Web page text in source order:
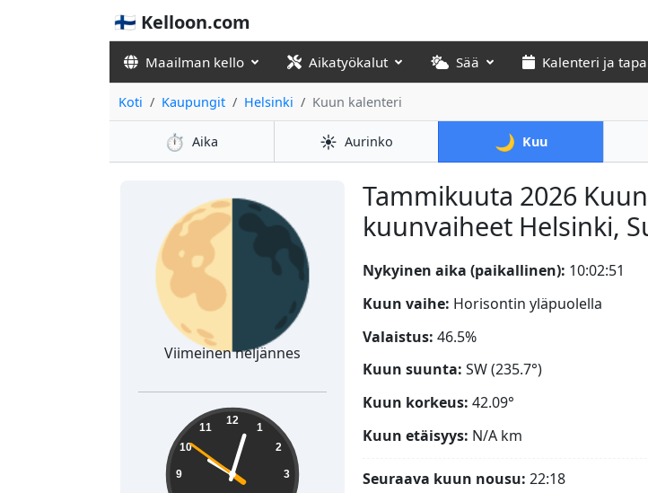
🇫🇮 Kelloon.com
Maailman kello Aikatyökalut Sää Kalenteri ja
Koti Kaupungit Helsinki Kuun kalenteri
⏱️ Aika ☀️ Aurinko 🌙 Kuu
Tammikuuta 2026
kuunvaiheet Helsinki,
🌗
Viimeinen neljännes
10:02:52 12
1
2
3
9
10
11
Nykyinen aika (paikallinen): 10:02:52
Kuun vaihe: Horisontin yläpuolella
Valaistus: 46.5%
Kuun suunta: SW (235.7°)
Kuun korkeus: 42.09°
Kuun etäisyys: N/A km
Seuraava kuun nousu: 22:18